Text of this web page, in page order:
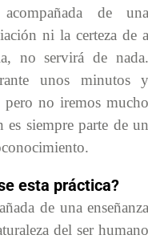
de
ni la certeza de
no servirá de
unos minutos
pero no iremos
es siempre parte de
esta práctica?
de una
del ser